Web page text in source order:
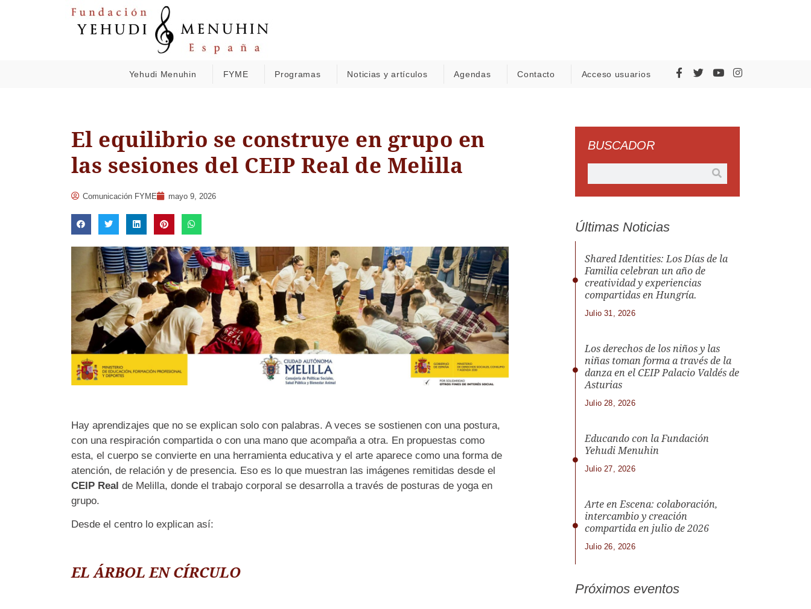
Yehudi Menuhin FYME Programas Noticias y artículos Agendas Contacto Acceso usuarios
El equilibrio se construye en grupo en
las sesiones del CEIP Real de Melilla
Comunicación FYME mayo 9, 2026
Hay aprendizajes que no se explican solo con palabras. A veces se sostienen con una postura,
con una respiración compartida o con una mano que acompaña a otra. En propuestas como
esta, el cuerpo se convierte en una herramienta educativa y el arte aparece como una forma de
atención, de relación y de presencia. Eso es lo que muestran las imágenes remitidas desde el
CEIP Real de Melilla, donde el trabajo corporal se desarrolla a través de posturas de yoga en
grupo.
Desde el centro lo explican así:
EL ÁRBOL EN CÍRCULO
BUSCADOR
Últimas Noticias
Shared Identities: Los Días de la
Familia celebran un año de
creatividad y experiencias
compartidas en Hungría.
Julio 31, 2026
Los derechos de los niños y las
niñas toman forma a través de la
danza en el CEIP Palacio Valdés de
Asturias
Julio 28, 2026
Educando con la Fundación
Yehudi Menuhin
Julio 27, 2026
Arte en Escena: colaboración,
intercambio y creación
compartida en julio de 2026
Julio 26, 2026
Próximos eventos